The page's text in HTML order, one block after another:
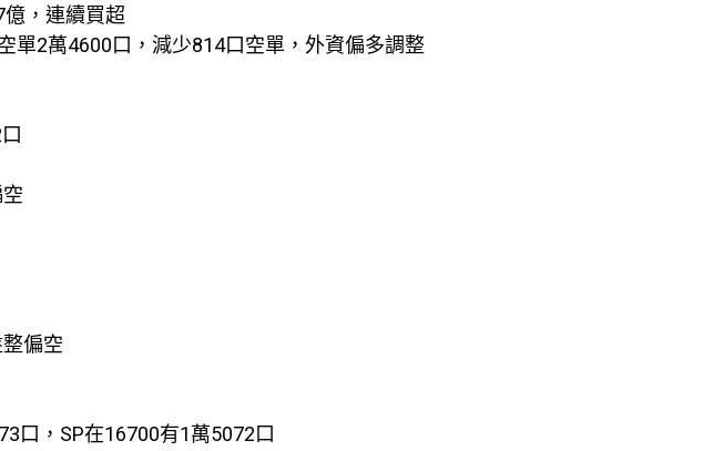
，連續買超
單2萬4600口，減少814口空單，外資偏多調整
偏空
口，SP在16700有1萬5072口